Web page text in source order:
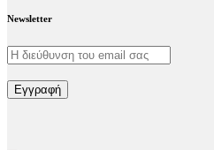
Newsletter
Εγγραφή